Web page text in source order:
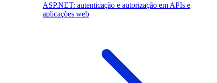
ASP.NET: autenticação e autorização em APIs e
aplicações web